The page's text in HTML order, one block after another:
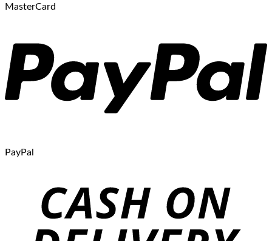
MasterCard
PayPal